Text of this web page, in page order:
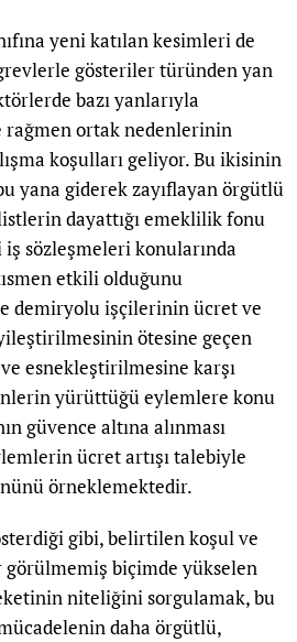
yeni katılan kesimleri de
gösteriler türünden yan
bazı yanlarıyla
ortak nedenlerinin
koşulları geliyor. Bu ikisinin
yana giderek zayıflayan örgütlü
dayattığı emeklilik fonu
sözleşmeleri konularında
etkili olduğunu
demiryolu işçilerinin ücret ve
ötesine geçen
esnekleştirilmesine karşı
yürüttüğü eylemlere konu
güvence altına alınması
ücret artışı talebiyle
örneklemektedir.
gibi, belirtilen koşul ve
görülmemiş biçimde yükselen
niteliğini sorgulamak, bu
daha örgütlü,